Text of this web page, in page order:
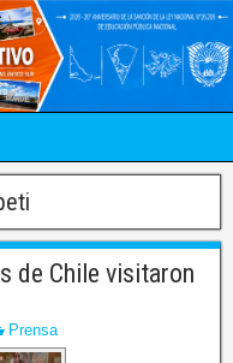
de Chile visitaron
Prensa